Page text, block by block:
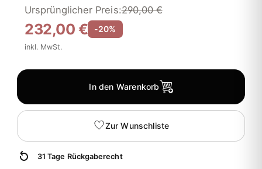
232,00 €
Ursprünglicher Preis:290,00 €
-20%
inkl. MwSt.
In den Warenkorb
Zur Wunschliste
31 Tage Rückgaberecht